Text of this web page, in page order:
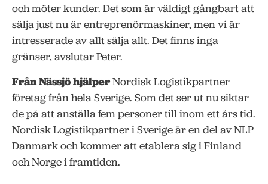
och möter kunder. Det som är väldigt gångbart att
sälja just nu är entreprenörmaskiner, men vi är
intresserade av allt sälja allt. Det finns inga
gränser, avslutar Peter.
Från Nässjö hjälperNordisk Logistikpartner
företag från hela Sverige. Som det ser ut nu siktar
de på att anställa fem personer till inom ett års tid.
Nordisk Logistikpartner i Sverige är en del av NLP
Danmark och kommer att etablera sig i Finland
och Norge i framtiden.